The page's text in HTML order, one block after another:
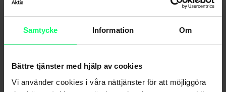
Samtycke Information Om
Bättre tjänster med hjälp av cookies
Vi använder cookies i våra nättjänster för att möjliggöra
Hittar du inte det du söker?
Kundservice
Skicka ett meddelande till oss via nätbanken